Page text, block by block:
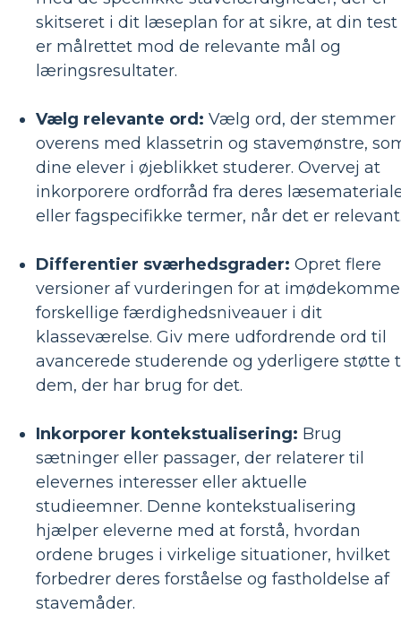
skitseret i dit læseplan for at sikre, at din test
er målrettet mod de relevante mål og
læringsresultater.
Vælg relevante ord: Vælg ord, der stemmer
overens med klassetrin og stavemønstre,
dine elever i øjeblikket studerer. Overvej at
inkorporere ordforråd fra deres
eller fagspecifikke termer, når det er
Differentier sværhedsgrader: Opret flere
versioner af vurderingen for at imødekomme
forskellige færdighedsniveauer i dit
klasseværelse. Giv mere udfordrende ord til
avancerede studerende og yderligere støtte
dem, der har brug for det.
Inkorporer kontekstualisering: Brug
sætninger eller passager, der relaterer til
elevernes interesser eller aktuelle
studieemner. Denne kontekstualisering
hjælper eleverne med at forstå, hvordan
ordene bruges i virkelige situationer, hvilket
forbedrer deres forståelse og fastholdelse af
stavemåder.